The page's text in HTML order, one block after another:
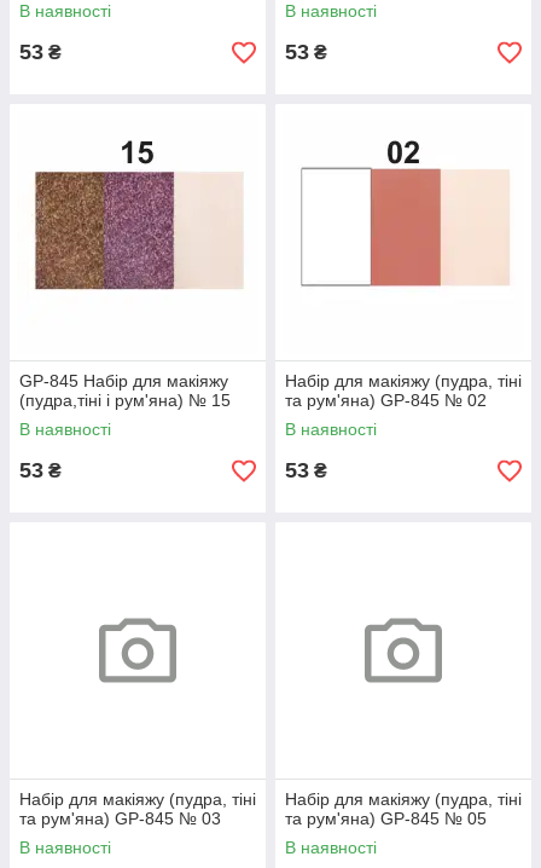
В наявності
53 ₴
В наявності
53 ₴
GP-845 Набір для макіяжу
(пудра,тіні і рум'яна) № 15
В наявності
53 ₴
Набір для макіяжу (пудра, тіні
та рум'яна) GP-845 № 02
В наявності
53 ₴
Набір для макіяжу (пудра, тіні
та рум'яна) GP-845 № 03
В наявності
Набір для макіяжу (пудра, тіні
та рум'яна) GP-845 № 05
В наявності